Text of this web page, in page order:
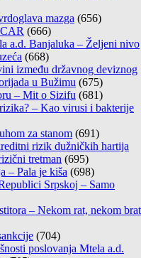
mazga (656)
(666)
a.d. Banjaluka – Željeni nivo
(668)
između državnog deviznog
u Bužimu (675)
– Mit o Sizifu (681)
– Kao virusi i bakterije
za stanom (691)
rizik dužničkih hartija
tretman (695)
– Pala je kiša (698)
Srpskoj – Samo
– Nekom rat, nekom brat
(704)
poslovanja Mtela a.d.